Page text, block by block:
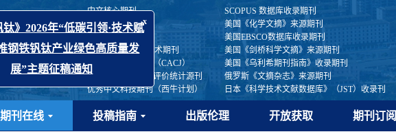
中文核心期刊
SCOPUS 数据库收录期刊
中国科技核心期刊
美国《化学文摘》来源期刊
美国EBSCO数据库收录期刊
RCCSE中国核心学术期刊
美国《剑桥科学文摘》来源期刊
中国应用核心期刊（CACJ）
美国《乌利希期刊指南》收录期刊
中国学术期刊综合评价统计源刊
俄罗斯《文摘杂志》来源期刊
优秀中文科技期刊（西牛计划）
日本《科学技术文献数据库》（JST）收录刊
期刊在线 投稿指南 出版伦理 开放获取 期刊订阅
x
钒钛》2026年“低碳引领·技术赋
助推钢铁钒钛产业绿色高质量发
展”主题征稿通知